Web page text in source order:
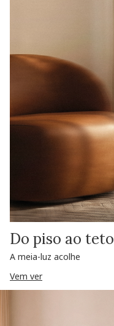
Do piso ao teto
A meia-luz acolhe
Vem ver